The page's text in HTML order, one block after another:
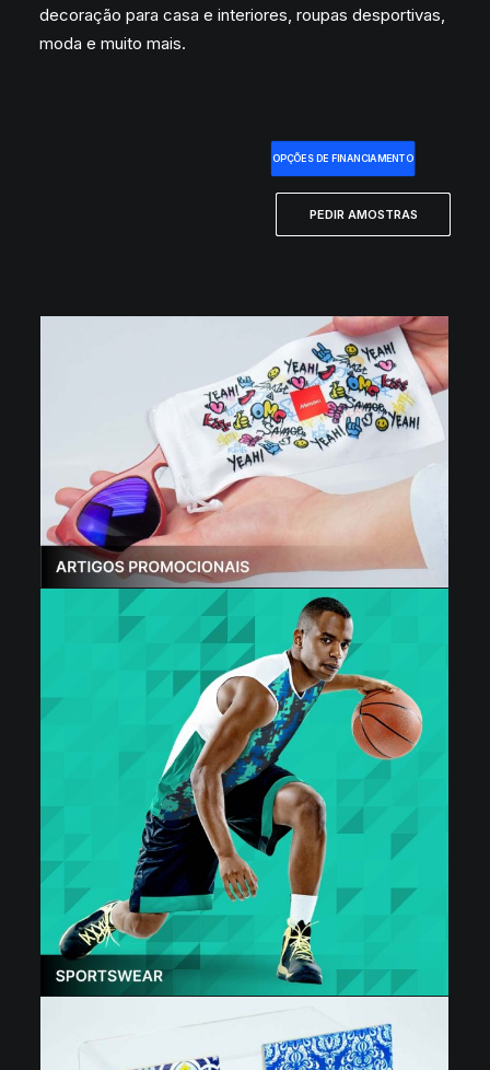
decoração para casa e interiores, roupas desportivas,
moda e muito mais.
OPÇÕES DE FINANCIAMENTO
PEDIR AMOSTRAS